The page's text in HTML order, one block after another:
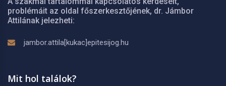
problémáit az oldal főszerkesztőjének, dr. Jámbor
Attilának jelezheti:
jambor.attila[kukac]epitesijog.hu
Mit hol találok?